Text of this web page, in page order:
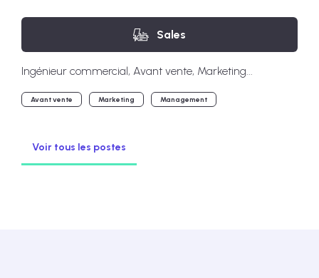
Sales
Ingénieur commercial, Avant vente, Marketing...
Avant vente Marketing Management
Voir tous les postes